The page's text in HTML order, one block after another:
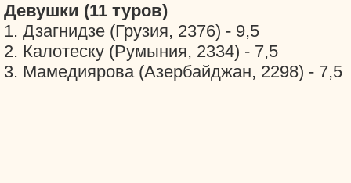
Девушки (11 туров)
1. Дзагнидзе (Грузия, 2376) - 9,5
2. Калотеску (Румыния, 2334) - 7,5
3. Мамедиярова (Азербайджан, 2298) - 7,5